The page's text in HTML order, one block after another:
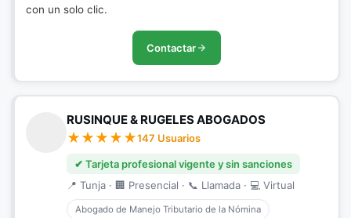
con un solo clic.
Contactar
RUSINQUE & RUGELES ABOGADOS
147 Usuarios
✔ Tarjeta profesional vigente y sin sanciones
📍 Tunja · 🏢 Presencial · 📞 Llamada · 💻 Virtual
Abogado de Manejo Tributario de la Nómina